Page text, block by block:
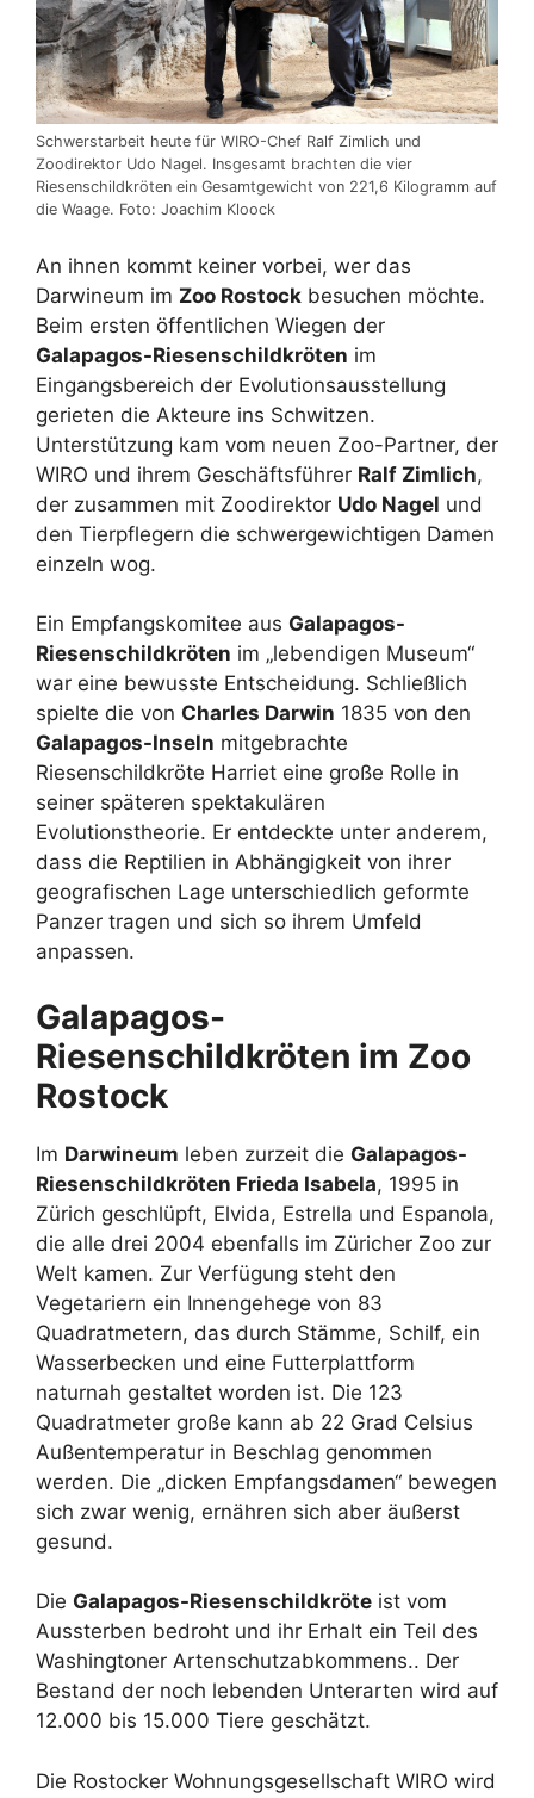
Schwerstarbeit heute für WIRO-Chef Ralf Zimlich und
Zoodirektor Udo Nagel. Insgesamt brachten die vier
Riesenschildkröten ein Gesamtgewicht von 221,6 Kilogramm auf
die Waage. Foto: Joachim Kloock
An ihnen kommt keiner vorbei, wer das
Darwineum im Zoo Rostock besuchen möchte.
Beim ersten öffentlichen Wiegen der
Galapagos-Riesenschildkröten im
Eingangsbereich der Evolutionsausstellung
gerieten die Akteure ins Schwitzen.
Unterstützung kam vom neuen Zoo-Partner, der
WIRO und ihrem Geschäftsführer Ralf Zimlich,
der zusammen mit Zoodirektor Udo Nagel und
den Tierpflegern die schwergewichtigen Damen
einzeln wog.
Ein Empfangskomitee aus Galapagos-
Riesenschildkröten im „lebendigen Museum“
war eine bewusste Entscheidung. Schließlich
spielte die von Charles Darwin 1835 von den
Galapagos-Inseln mitgebrachte
Riesenschildkröte Harriet eine große Rolle in
seiner späteren spektakulären
Evolutionstheorie. Er entdeckte unter anderem,
dass die Reptilien in Abhängigkeit von ihrer
geografischen Lage unterschiedlich geformte
Panzer tragen und sich so ihrem Umfeld
anpassen.
Galapagos-
Riesenschildkröten im Zoo
Rostock
Im Darwineum leben zurzeit die Galapagos-
Riesenschildkröten Frieda Isabela, 1995 in
Zürich geschlüpft, Elvida, Estrella und Espanola,
die alle drei 2004 ebenfalls im Züricher Zoo zur
Welt kamen. Zur Verfügung steht den
Vegetariern ein Innengehege von 83
Quadratmetern, das durch Stämme, Schilf, ein
Wasserbecken und eine Futterplattform
naturnah gestaltet worden ist. Die 123
Quadratmeter große kann ab 22 Grad Celsius
Außentemperatur in Beschlag genommen
werden. Die „dicken Empfangsdamen“ bewegen
sich zwar wenig, ernähren sich aber äußerst
gesund.
Die Galapagos-Riesenschildkröte ist vom
Aussterben bedroht und ihr Erhalt ein Teil des
Washingtoner Artenschutzabkommens.. Der
Bestand der noch lebenden Unterarten wird auf
12.000 bis 15.000 Tiere geschätzt.
Die Rostocker Wohnungsgesellschaft WIRO wird